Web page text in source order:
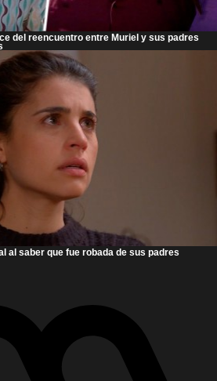
del reencuentro entre Muriel y sus padres
al saber que fue robada de sus padres